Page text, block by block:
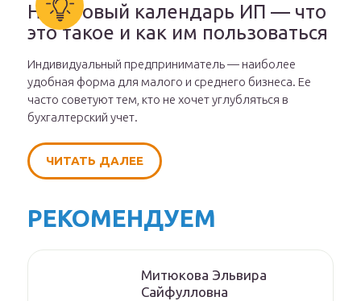
Налоговый календарь ИП — что
это такое и как им пользоваться
Индивидуальный предприниматель — наиболее
удобная форма для малого и среднего бизнеса. Ее
часто советуют тем, кто не хочет углубляться в
бухгалтерский учет.
ЧИТАТЬ ДАЛЕЕ
РЕКОМЕНДУЕМ
Митюкoвa Эльвиpa
Caйфуллoвнa